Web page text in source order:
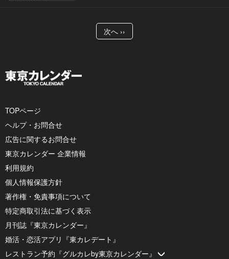
次へ ››
TOPページ
ヘルプ・お問合せ
広告に関するお問合せ
東京カレンダー 企業情報
利用規約
個人情報保護方針
著作権・免責事項について
特定商取引法に基づく表示
月刊誌『東京カレンダー』
婚活・恋活アプリ『東カレデート』
レストラン予約『グルカレby東京カレンダー』